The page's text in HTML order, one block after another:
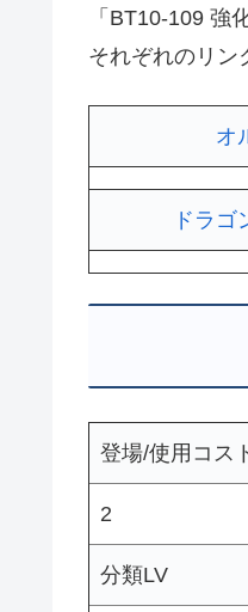
「BT10-109 強
それぞれのリン
オ
ドラゴ
登場/使用コス
2
分類LV